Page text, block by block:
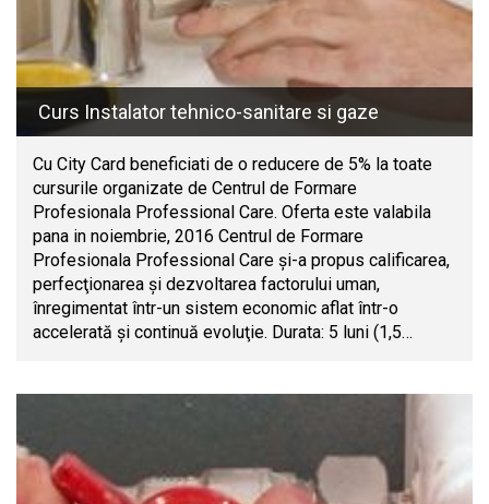
Curs Instalator tehnico-sanitare si gaze
Cu City Card beneficiati de o reducere de 5% la toate
cursurile organizate de Centrul de Formare
Profesionala Professional Care. Oferta este valabila
pana in noiembrie, 2016 Centrul de Formare
Profesionala Professional Care şi-a propus calificarea,
perfecţionarea şi dezvoltarea factorului uman,
înregimentat într-un sistem economic aflat într-o
accelerată şi continuă evoluţie. Durata: 5 luni (1,5…